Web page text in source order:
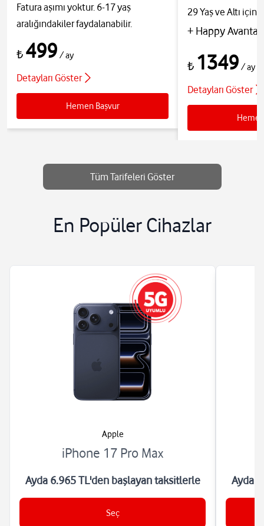
Fatura aşımı yoktur. 6-17 yaş
aralığındakiler faydalanabilir.
₺ 499 / ay
Detayları Göster
Hemen Başvur
29 Yaş ve Altı için
+ Happy
₺ 1349 / ay
Detayları Göster
Tüm Tarifeleri Göster
En Popüler Cihazlar
Apple
iPhone 17 Pro Max
Ayda 6.965 TL'den başlayan taksitlerle
Seç
Ayda